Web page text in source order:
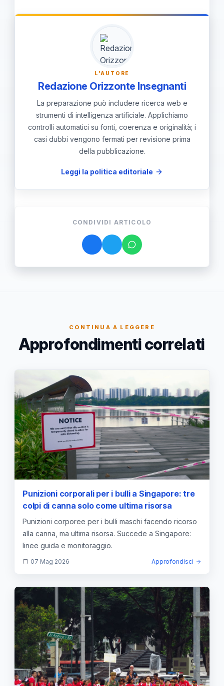
dello studente nel tempo, con check
L'AUTORE
Redazione Orizzonte Insegnanti
La preparazione può includere ricerca web e
strumenti di intelligenza artificiale. Applichiamo
controlli automatici su fonti, coerenza e originalità; i
casi dubbi vengono fermati per revisione prima
della pubblicazione.
Leggi la politica editoriale
CONDIVIDI ARTICOLO
CONTINUA A LEGGERE
Approfondimenti correlati
Punizioni corporali per i bulli a Singapore: tre
colpi di canna solo come ultima risorsa
Punizioni corporee per i bulli maschi facendo ricorso
alla canna, ma ultima risorsa. Succede a Singapore:
linee guida e monitoraggio.
07 Mag 2026 Approfondisci